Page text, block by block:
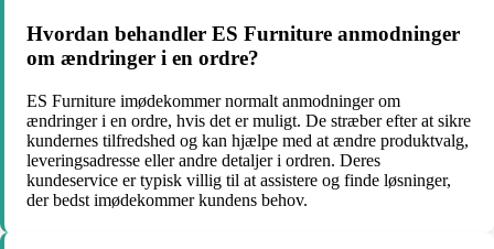
Hvordan behandler ES Furniture anmodninger
om ændringer i en ordre?
ES Furniture imødekommer normalt anmodninger om
ændringer i en ordre, hvis det er muligt. De stræber efter at sikre
kundernes tilfredshed og kan hjælpe med at ændre produktvalg,
leveringsadresse eller andre detaljer i ordren. Deres
kundeservice er typisk villig til at assistere og finde løsninger,
der bedst imødekommer kundens behov.